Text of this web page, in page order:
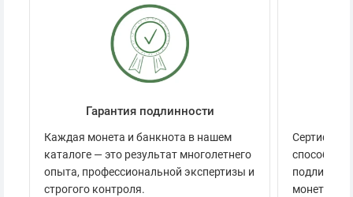
Гарантия подлинности
Каждая монета и банкнота в нашем
каталоге — это результат многолетнего
опыта, профессиональной экспертизы и
строгого контроля.
способов
монеты.